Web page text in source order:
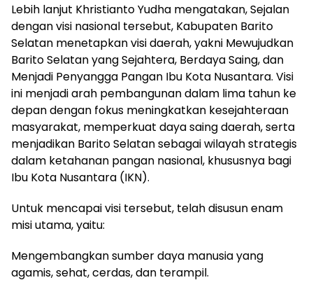
Lebih lanjut Khristianto Yudha mengatakan, Sejalan
dengan visi nasional tersebut, Kabupaten Barito
Selatan menetapkan visi daerah, yakni Mewujudkan
Barito Selatan yang Sejahtera, Berdaya Saing, dan
Menjadi Penyangga Pangan Ibu Kota Nusantara. Visi
ini menjadi arah pembangunan dalam lima tahun ke
depan dengan fokus meningkatkan kesejahteraan
masyarakat, memperkuat daya saing daerah, serta
menjadikan Barito Selatan sebagai wilayah strategis
dalam ketahanan pangan nasional, khususnya bagi
Ibu Kota Nusantara (IKN).
Untuk mencapai visi tersebut, telah disusun enam
misi utama, yaitu:
Mengembangkan sumber daya manusia yang
agamis, sehat, cerdas, dan terampil.